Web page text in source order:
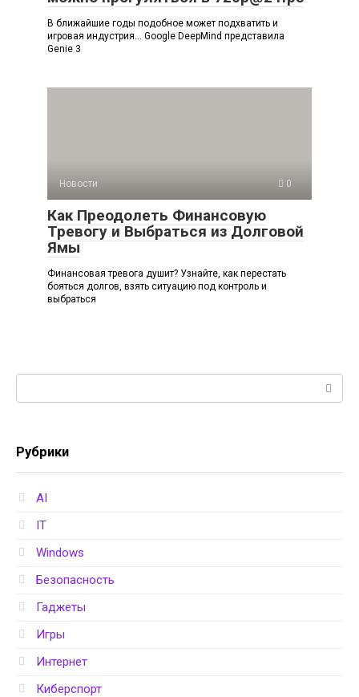
В ближайшие годы подобное может подхватить и
игровая индустрия… Google DeepMind представила
Genie 3
Новости 0
Как Преодолеть Финансовую
Тревогу и Выбраться из Долговой
Ямы
Финансовая тревога душит? Узнайте, как перестать
бояться долгов, взять ситуацию под контроль и
выбраться
Рубрики
AI
IT
Windows
Безопасность
Гаджеты
Игры
Интернет
Киберспорт